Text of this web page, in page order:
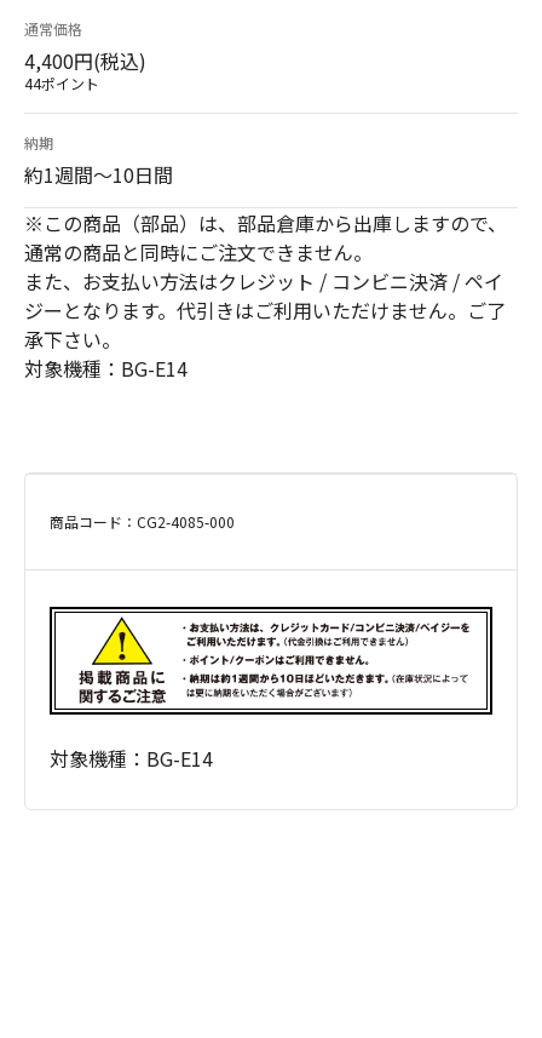
通常価格
4,400円(税込)
44ポイント
納期
約1週間～10日間
※この商品（部品）は、部品倉庫から出庫しますので、
通常の商品と同時にご注文できません。
また、お支払い方法はクレジット / コンビニ決済 / ペイ
ジーとなります。代引きはご利用いただけません。ご了
承下さい。
対象機種：BG-E14
商品コード：CG2-4085-000
対象機種：BG-E14